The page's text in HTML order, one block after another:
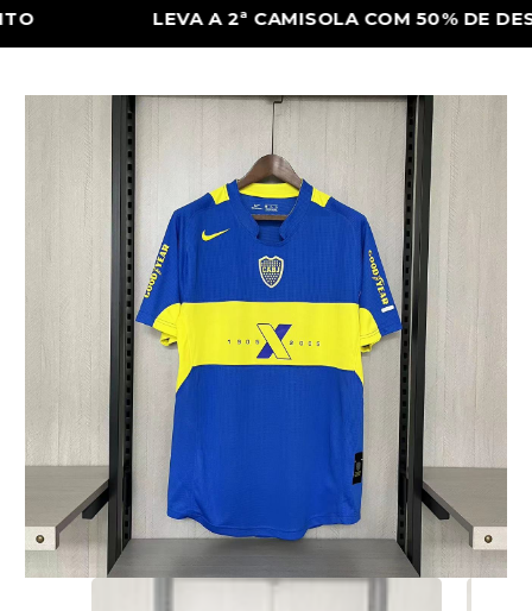
LEVA A 2ª CAMISOLA COM 50% DE